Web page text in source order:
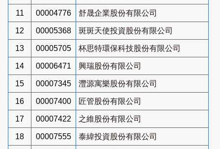
11 00004776 舒晟企業股份有限公司
12 00005368 斑斑天使投資股份有限公司
13 00005705 杯思特環保科技股份有限公司
14 00006471 興瑞股份有限公司
15 00007345 灃源寓樂股份有限公司
16 00007400 匠管股份有限公司
17 00007422 之維股份有限公司
18 00007555 泰緯投資股份有限公司